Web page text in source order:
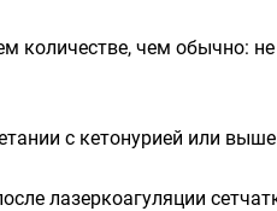
количестве, чем обычно:
с кетонурией или
лазеркоагуляции